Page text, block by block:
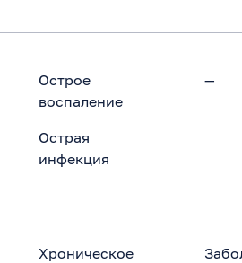
Острое
воспаление
Острая
инфекция
—
Хроническое